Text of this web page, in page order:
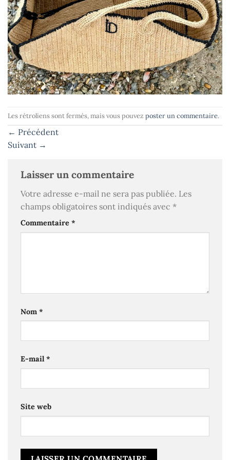
Les rétroliens sont fermés, mais vous pouvez poster un commentaire.
← Précédent
Suivant →
Laisser un commentaire
Votre adresse e-mail ne sera pas publiée. Les
champs obligatoires sont indiqués avec *
Commentaire *
Nom *
E-mail*
Site web